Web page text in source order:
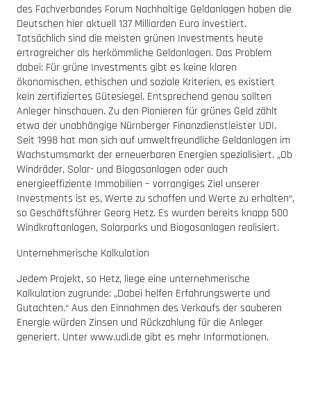
des Fachverbandes Forum Nachhaltige Geldanlagen haben die
Deutschen hier aktuell 137 Milliarden Euro investiert.
Tatsächlich sind die meisten grünen Investments heute
ertragreicher als herkömmliche Geldanlagen. Das Problem
dabei: Für grüne Investments gibt es keine klaren
ökonomischen, ethischen und soziale Kriterien, es existiert
kein zertifiziertes Gütesiegel. Entsprechend genau sollten
Anleger hinschauen. Zu den Pionieren für grünes Geld zählt
etwa der unabhängige Nürnberger Finanzdienstleister UDI.
Seit 1998 hat man sich auf umweltfreundliche Geldanlagen im
Wachstumsmarkt der erneuerbaren Energien spezialisiert. „Ob
Windräder, Solar- und Biogasanlagen oder auch
energieeffiziente Immobilien – vorrangiges Ziel unserer
Investments ist es, Werte zu schaffen und Werte zu erhalten“,
so Geschäftsführer Georg Hetz. Es wurden bereits knapp 500
Windkraftanlagen, Solarparks und Biogasanlagen realisiert.
Unternehmerische Kalkulation
Jedem Projekt, so Hetz, liege eine unternehmerische
Kalkulation zugrunde: „Dabei helfen Erfahrungswerte und
Gutachten.“ Aus den Einnahmen des Verkaufs der sauberen
Energie würden Zinsen und Rückzahlung für die Anleger
generiert. Unter www.udi.de gibt es mehr Informationen.